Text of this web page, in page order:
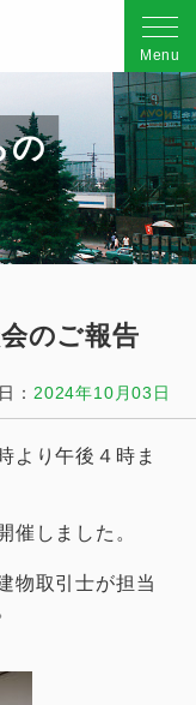
団法人 全日本不動
Menu
の
のご報告
： 2024年10月03日
より午後４時ま
催しました。
物取引士が担当